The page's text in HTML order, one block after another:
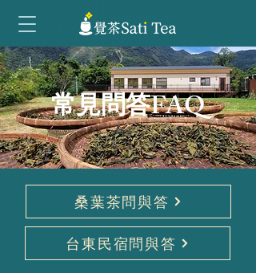
常見問答FAQ
桑葉茶問與答
台東民宿問與答